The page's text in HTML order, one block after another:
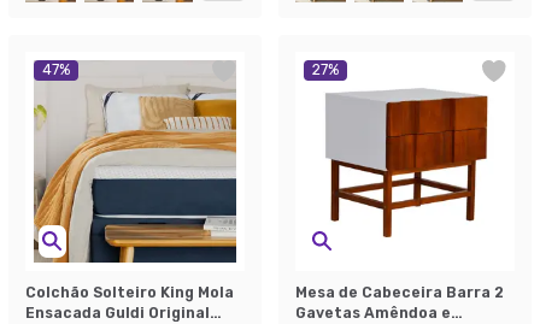
47%
Colchão Solteiro King Mola
Ensacada Guldi Original
27%
Mesa de Cabeceira Barra 2
Gavetas Amêndoa e